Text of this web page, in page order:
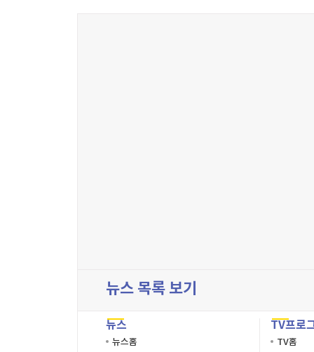
뉴스 목록 보기
뉴스
뉴스홈
TV프로
TV홈